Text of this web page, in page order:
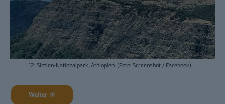
12: Simien-Nationalpark, Äthiopien. (Foto: Screenshot / Facebook)
Weiter